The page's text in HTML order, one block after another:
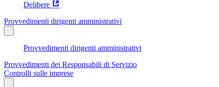
Delibere
Provvedimenti dirigenti amministrativi
Provvedimenti dirigenti amministrativi
Provvedimenti dei Responsabili di Servizio
Controlli sulle imprese